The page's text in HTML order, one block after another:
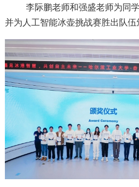
李际鹏老师和强盛老师为同
并为人工智能冰壶挑战赛胜出队伍